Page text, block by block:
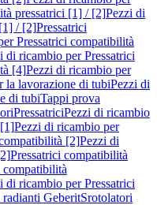
pressatrici [1] / [2]Pezzi di
/ [2]Pressatrici
Pressatrici compatibilità
di ricambio per Pressatrici
[4]Pezzi di ricambio per
la lavorazione di tubiPezzi di
di tubiTappi prova
PressatriciPezzi di ricambio
Pezzi di ricambio per
[2]Pezzi di
Pressatrici compatibilità
compatibilità
di ricambio per Pressatrici
GeberitSrotolatori